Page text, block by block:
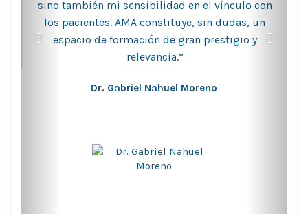
sino también mi sensibilidad en el vínculo con
los pacientes. AMA constituye, sin dudas, un
espacio de formación de gran prestigio y
relevancia.”
Dr. Gabriel Nahuel Moreno